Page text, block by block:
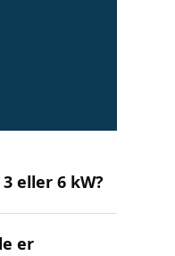
eller 6 kW?
er